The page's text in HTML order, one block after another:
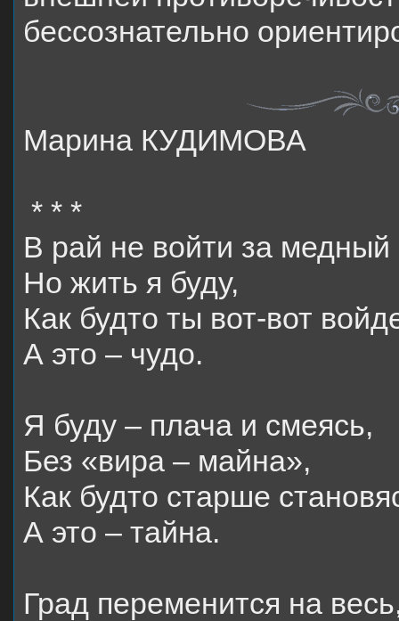
бессознательно
Марина КУДИМОВА
* * *
В рай не войти за медный
Но жить я буду,
Как будто ты вот-вот
А это – чудо.
Я буду – плача и смеясь,
Без «вира – майна»,
Как будто старше
А это – тайна.
Град переменится на